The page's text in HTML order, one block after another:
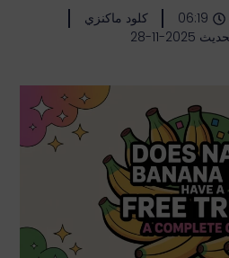
06:19
كلود ماكنزي
11-28